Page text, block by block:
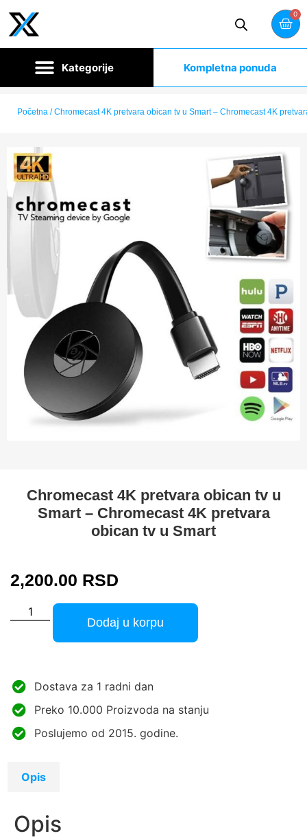
0
Kompletna ponuda
Početna / Chromecast 4K pretvara obican tv u Smart – Chromecast 4K
Chromecast 4K pretvara obican tv u
Smart – Chromecast 4K pretvara
obican tv u Smart
2,200.00 RSD
Dodaj u korpu
Dostava za 1 radni dan
Preko 10.000 Proizvoda na stanju
Poslujemo od 2015. godine.
Opis
Opis